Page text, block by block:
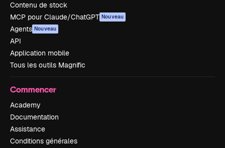
Contenu de stock
MCP pour Claude/ChatGPT Nouveau
Agents Nouveau
API
Application mobile
Tous les outils Magnific
Commencer
Academy
Documentation
Assistance
Conditions générales